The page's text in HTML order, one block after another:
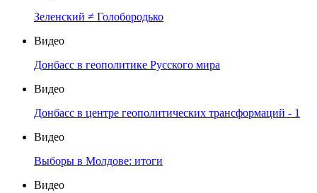
Зеленский ≠ Голобородько
Видео
Донбасс в геополитике Русского мира
Видео
Донбасс в центре геополитических трансформаций - 1
Видео
Выборы в Молдове: итоги
Видео